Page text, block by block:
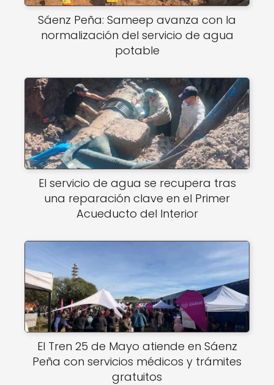
Sáenz Peña: Sameep avanza con la
normalización del servicio de agua
potable
El servicio de agua se recupera tras
una reparación clave en el Primer
Acueducto del Interior
El Tren 25 de Mayo atiende en Sáenz
Peña con servicios médicos y trámites
gratuitos